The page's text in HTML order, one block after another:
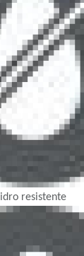
idro resistente